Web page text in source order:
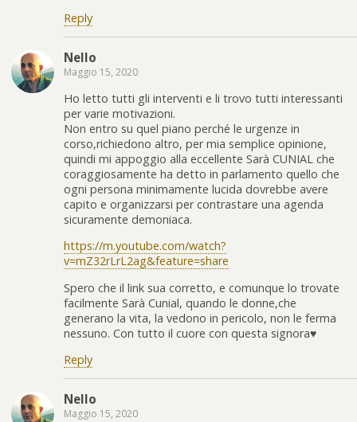
Reply
Nello
Maggio 15, 2020
Ho letto tutti gli interventi e li trovo tutti interessanti
per varie motivazioni.
Non entro su quel piano perché le urgenze in
corso,richiedono altro, per mia semplice opinione,
quindi mi appoggio alla eccellente Sarà CUNIAL che
coraggiosamente ha detto in parlamento quello che
ogni persona minimamente lucida dovrebbe avere
capito e organizzarsi per contrastare una agenda
sicuramente demoniaca.
https://m.youtube.com/watch?
v=mZ32rLrL2ag&feature=share
Spero che il link sua corretto, e comunque lo trovate
facilmente Sarà Cunial, quando le donne,che
generano la vita, la vedono in pericolo, non le ferma
nessuno. Con tutto il cuore con questa signora♥️
Reply
Nello
Maggio 15, 2020